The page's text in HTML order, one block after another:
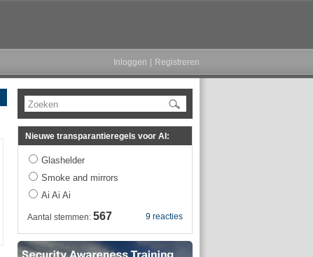
Inloggen Registreren
Zoeken
Nieuwe transparantieregels voor AI:
Glashelder
Smoke and mirrors
Ai Ai Ai
9 reacties
Aantal stemmen: 567